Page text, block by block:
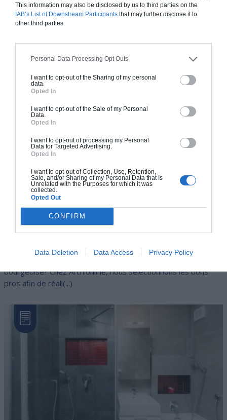
This information may also be disclosed by us to third parties on the
IAB’s List of Downstream Participants that may further disclose it to
other third parties.
Personal Data Processing Opt Outs
I want to opt-out of the Sharing of my personal
data.
Opted In
I want to opt-out of the Sale of my Personal
Data.
Opted In
I want to opt-out of processing my Personal
Data for Targeted Advertising.
Opted In
I want to opt-out of Collection, Use, Retention,
Sale, and/or Sharing of my Personal Data that Is
Unrelated with the Purposes for which it was
collected.
Opted Out
CONFIRM
Data Deletion Data Access Privacy Policy
vos préférences, pour voir si vous êtes adepte du style
Vous avez un projet de rénovation de maison
bourgeoise? Chez Archionline, nous sélectionnons les bons
pros afin de réali(...)